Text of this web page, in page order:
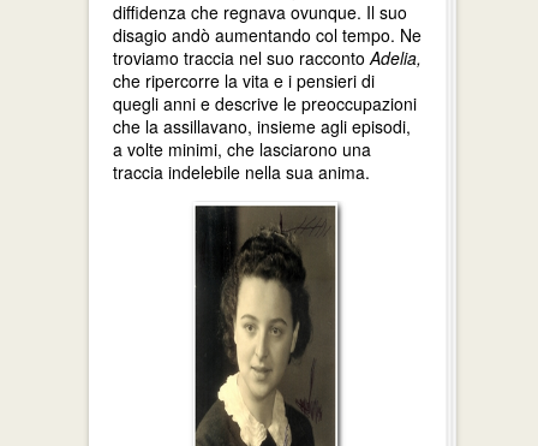
diffidenza che regnava ovunque. Il suo
disagio andò aumentando col tempo. Ne
troviamo traccia nel suo raccontoAdelia,
che ripercorre la vita e i pensieri di
quegli anni e descrive le preoccupazioni
che la assillavano, insieme agli episodi,
a volte minimi, che lasciarono una
traccia indelebile nella sua anima.